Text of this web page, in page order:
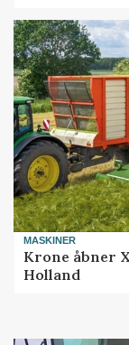
MASKINER
Krone åbner
Holland